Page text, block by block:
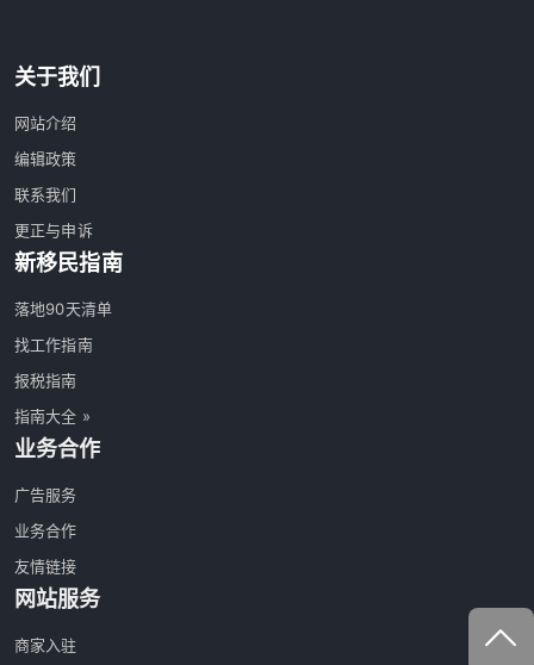
关于我们
网站介绍
编辑政策
联系我们
更正与申诉
新移民指南
落地90天清单
找工作指南
报税指南
指南大全 »
业务合作
广告服务
业务合作
友情链接
网站服务
商家入驻